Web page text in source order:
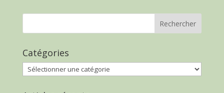
Catégories
Catégories